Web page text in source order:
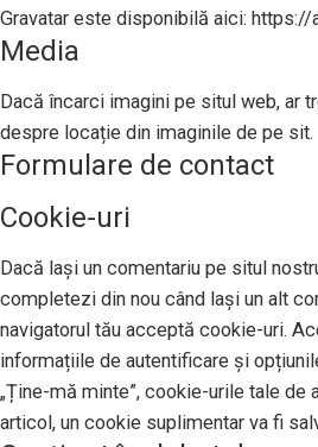
Gravatar este disponibilă aici:
Media
Dacă încarci imagini pe situl web, ar
despre locație din imaginile de pe sit.
Formulare de contact
Cookie-uri
Dacă lași un comentariu pe situl
completezi din nou când lași un alt
navigatorul tău acceptă cookie-uri.
informațiile de autentificare și
„Ține-mă minte”, cookie-urile tale
articol, un cookie suplimentar va fi